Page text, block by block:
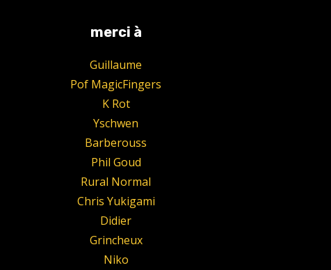
merci à
Guillaume
Pof MagicFingers
K Rot
Yschwen
Barberouss
Phil Goud
Rural Normal
Chris Yukigami
Didier
Grincheux
Niko